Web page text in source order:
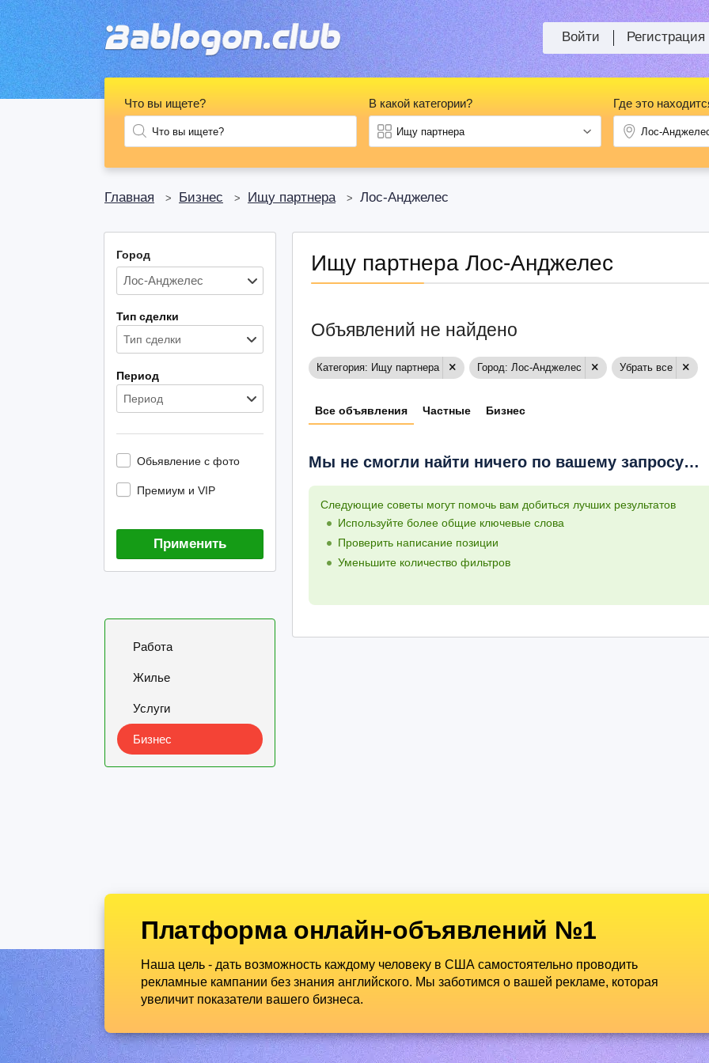
Регистрация
Войти
Главная > Бизнес > Ищу партнера > Лос-Анджелес
Что вы ищете? В какой категории? Где это
Город
Тип сделки
Тип сделки
Период
Период
Обьявление с фото
Премиум и VIP
Применить
Работа
Жилье
Услуги
Бизнес
Ищу партнера Лос-Анджелес
Объявлений не найдено
Категория: Ищу партнера Город: Лос-Анджелес Убрать все
Все объявления Частные Бизнес
Мы не смогли найти ничего по вашему запросу…
Следующие советы могут помочь вам добиться лучших результатов
Используйте более общие ключевые слова
Проверить написание позиции
Уменьшите количество фильтров
Платформа онлайн-объявлений №1
Наша цель - дать возможность каждому человеку в США самостоятельно проводить
рекламные кампании без знания английского. Мы заботимся о вашей рекламе, которая
увеличит показатели вашего бизнеса.